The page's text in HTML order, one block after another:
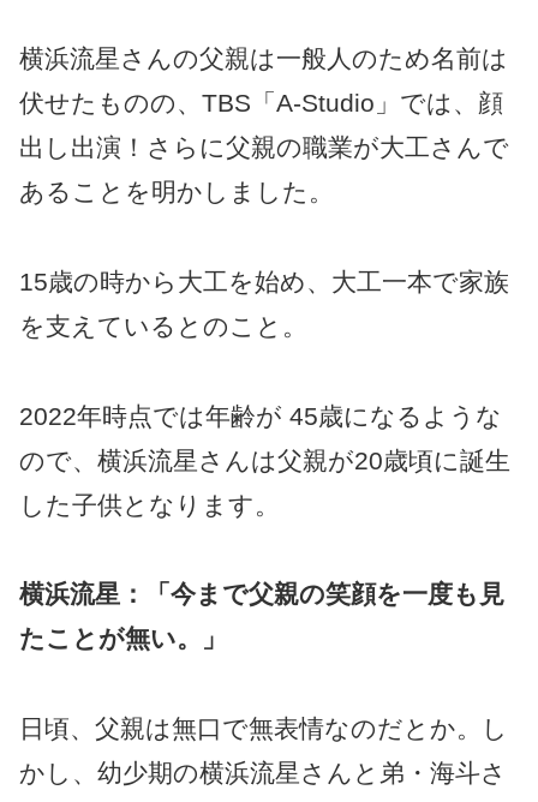
横浜流星さんの父親は一般人のため名前は
伏せたものの、TBS「A-Studio」では、顔
出し出演！さらに父親の職業が大工さんで
あることを明かしました。
15歳の時から大工を始め、大工一本で家族
を支えているとのこと。
2022年時点では年齢が 45歳になるような
ので、横浜流星さんは父親が20歳頃に誕生
した子供となります。
横浜流星：「今まで父親の笑顔を一度も見
たことが無い。」
日頃、父親は無口で無表情なのだとか。し
かし、幼少期の横浜流星さんと弟・海斗さ